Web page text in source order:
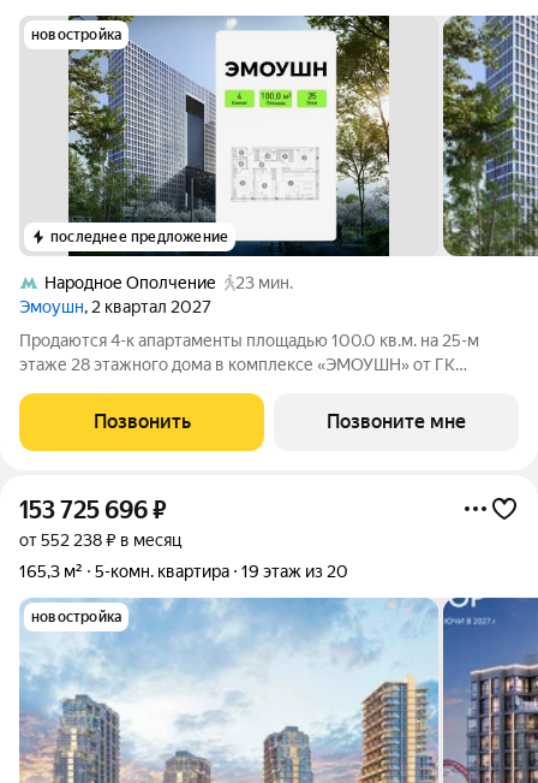
новостройка
последнее предложение
Народное Ополчение
23 мин.
Эмоушн, 2 квартал 2027
Продаются 4-к апартаменты площадью 100.0 кв.м. на 25-м
этаже 28 этажного дома в комплексе «ЭМОУШН» от ГК
апартаментов бизнес-класса в престижном районе Хорошёво-
Мнёвники (СЗАО), новый выразительный
Позвонить Позвоните мне
153 725 696₽
от 552 238 ₽ в месяц
165,3 м²
5-комн. квартира 19 этаж из 20
новостройка